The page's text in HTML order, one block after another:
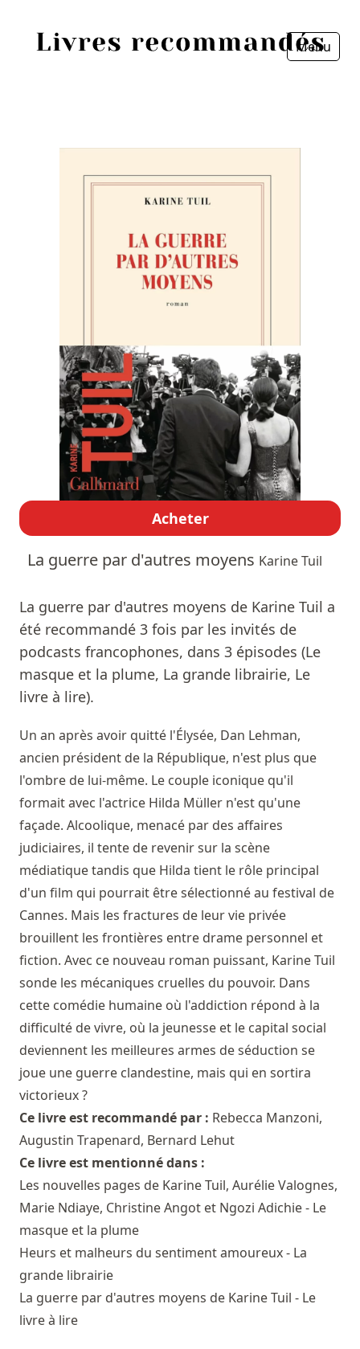
Menu
Acheter
La guerre par d'autres moyens Karine Tuil
La guerre par d'autres moyens de Karine Tuil a
été recommandé 3 fois par les invités de
podcasts francophones, dans 3 épisodes (Le
masque et la plume, La grande librairie, Le
livre à lire).
Un an après avoir quitté l'Élysée, Dan Lehman,
ancien président de la République, n'est plus que
l'ombre de lui-même. Le couple iconique qu'il
formait avec l'actrice Hilda Müller n'est qu'une
façade. Alcoolique, menacé par des affaires
judiciaires, il tente de revenir sur la scène
médiatique tandis que Hilda tient le rôle principal
d'un film qui pourrait être sélectionné au festival de
Cannes. Mais les fractures de leur vie privée
brouillent les frontières entre drame personnel et
fiction. Avec ce nouveau roman puissant, Karine Tuil
sonde les mécaniques cruelles du pouvoir. Dans
cette comédie humaine où l'addiction répond à la
difficulté de vivre, où la jeunesse et le capital social
deviennent les meilleures armes de séduction se
joue une guerre clandestine, mais qui en sortira
victorieux ?
Ce livre est recommandé par : Rebecca Manzoni,
Augustin Trapenard, Bernard Lehut
Ce livre est mentionné dans :
Les nouvelles pages de Karine Tuil, Aurélie Valognes,
Marie Ndiaye, Christine Angot et Ngozi Adichie - Le
masque et la plume
Heurs et malheurs du sentiment amoureux - La
grande librairie
La guerre par d'autres moyens de Karine Tuil - Le
livre à lire
Sources
Livres les plus recommandés
Prix littéraires
Fermer